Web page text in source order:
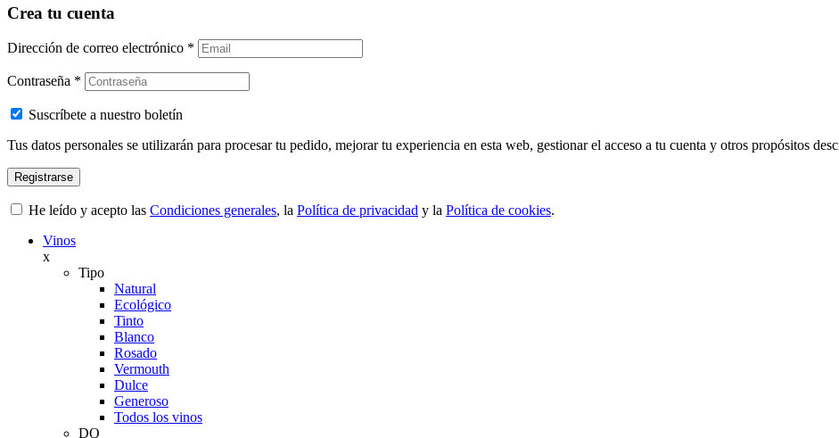
Crea tu cuenta
Dirección de correo electrónico *
Contraseña *
Suscríbete a nuestro boletín
Tus datos personales se utilizarán para procesar tu pedido, mejorar tu experiencia en esta web, gestionar el acceso a tu cuenta y otros propósitos
Registrarse
He leído y acepto las Condiciones generales, la Política de privacidad y la Política de cookies.
Vinos
x
Tipo
Natural
Ecológico
Tinto
Blanco
Rosado
Vermouth
Dulce
Generoso
Todos los vinos
DO